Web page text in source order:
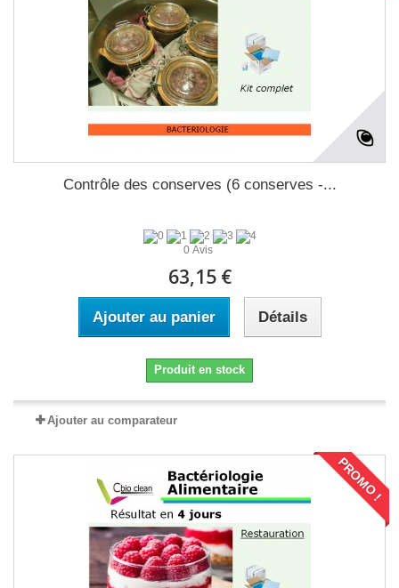
Contrôle des conserves (6 conserves -...
0 Avis
63,15 €
Ajouter au panier Détails
Produit en stock
Ajouter au comparateur
PROMO !